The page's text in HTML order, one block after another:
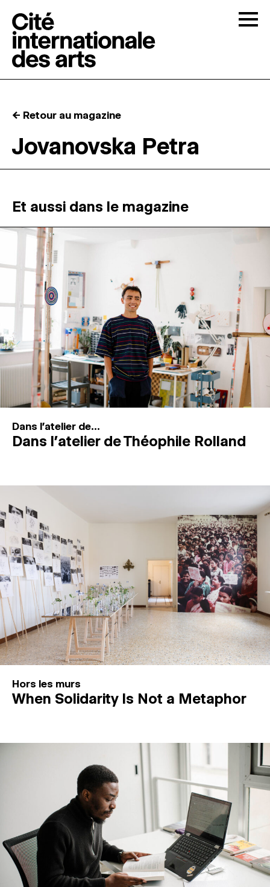
RÉSIDENCES ↓
ATELIERS OUVERTS
PROGRAMMATION
MAGAZINE
ESPACES DE PRATIQUE ARTISTIQUE ↓
Recherche
Connexion
← Retour au magazine
Jovanovska Petra
Et aussi dans le magazine
Dans l'atelier de...
Dans l’atelier de Théophile Rolland
Hors les murs
When Solidarity Is Not a Metaphor